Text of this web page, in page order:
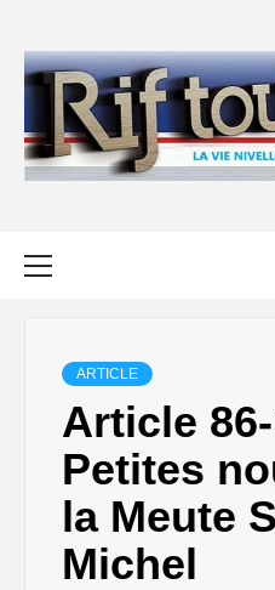
content
ARTICLE
Article
Petites
la Meute
Michel